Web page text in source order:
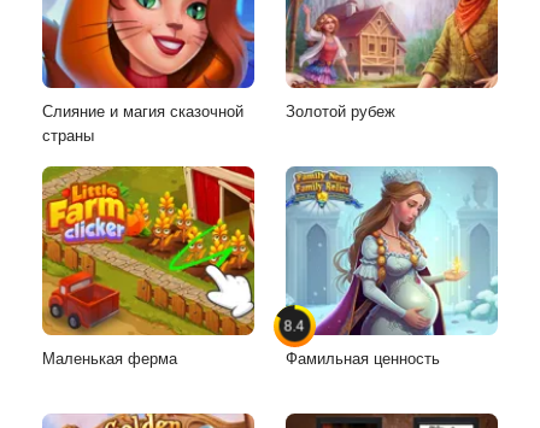
Слияние и магия сказочной
страны
Золотой рубеж
Маленькая ферма
8.4
Фамильная ценность